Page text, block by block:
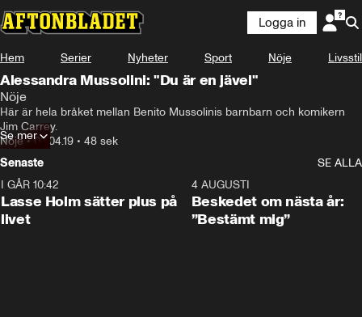
Logga in
Hem Serier Nyheter Sport Nöje Livsstil
Alessandra Mussolini: "Du är en jävel"
Nöje
Här är hela bråket mellan Benito Mussolinis barnbarn och komikern
Jim Carrey.
Nöje•02.04.19 • 48 sek
Se mer
Senaste
SE ALLA
I GÅR 10:42
Lasse Holm sätter plus på
livet
4 AUGUSTI
Beskedet om nästa år:
”Bestämt mig”